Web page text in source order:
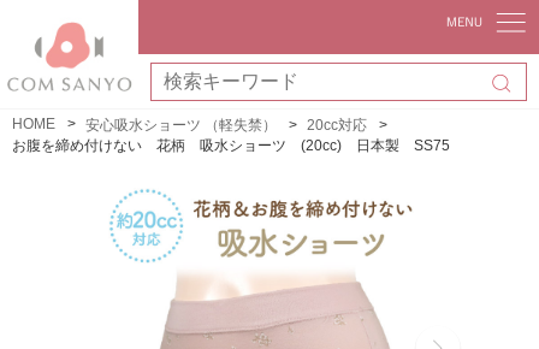
HOME 安心吸水ショーツ （軽失禁）
20cc対応
お腹を締め付けない 花柄 吸水ショーツ (20cc) 日本製 SS75